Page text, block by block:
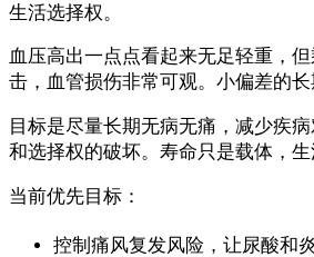
生活选择权。
血压高出一点点看起来无足轻重，
击，血管损伤非常可观。小偏差的长
目标是尽量长期无病无痛，减少疾
和选择权的破坏。寿命只是载体，生
当前优先目标：
控制痛风复发风险，让尿酸和